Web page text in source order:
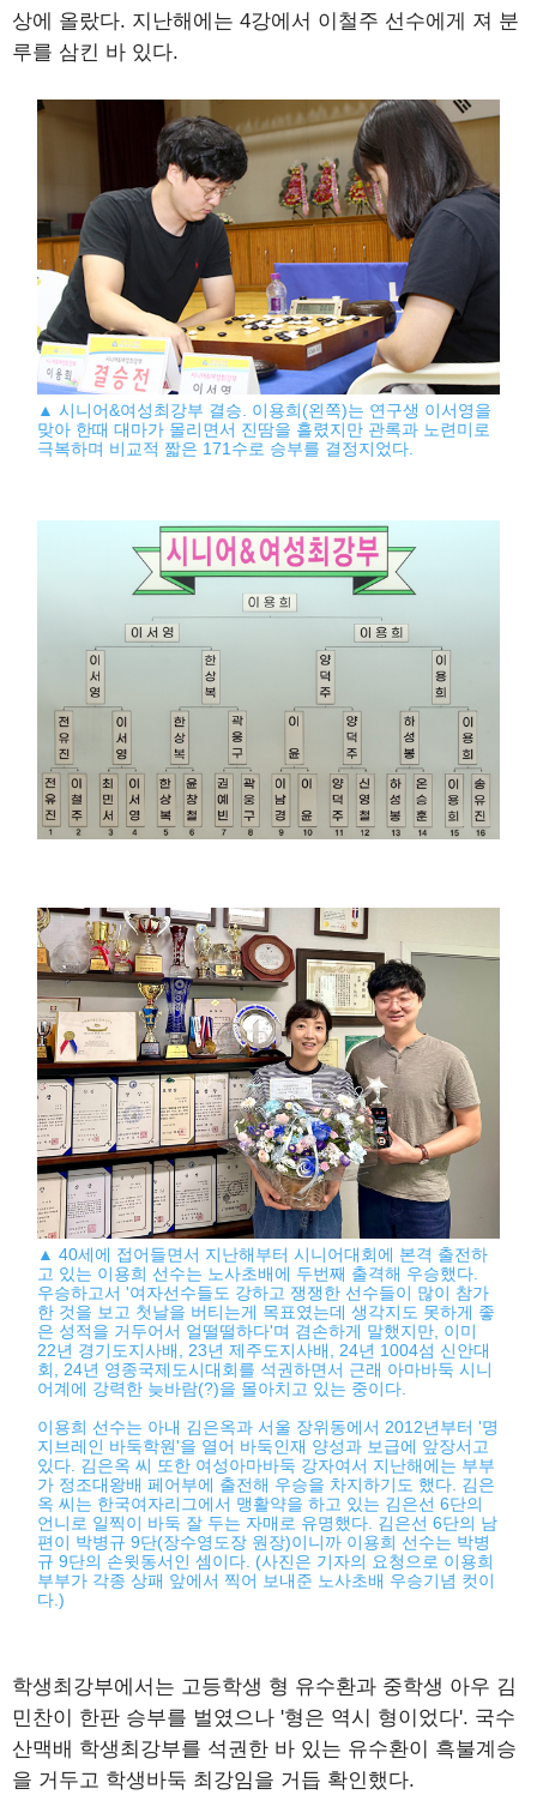
상에 올랐다. 지난해에는 4강에서 이철주 선수에게 져 분
루를 삼킨 바 있다.
▲ 시니어&여성최강부 결승. 이용희(왼쪽)는 연구생 이서영을
맞아 한때 대마가 몰리면서 진땀을 흘렸지만 관록과 노련미로
극복하며 비교적 짧은 171수로 승부를 결정지었다.
▲ 40세에 접어들면서 지난해부터 시니어대회에 본격 출전하
고 있는 이용희 선수는 노사초배에 두번째 출격해 우승했다.
우승하고서 '여자선수들도 강하고 쟁쟁한 선수들이 많이 참가
한 것을 보고 첫날을 버티는게 목표였는데 생각지도 못하게 좋
은 성적을 거두어서 얼떨떨하다'며 겸손하게 말했지만, 이미
22년 경기도지사배, 23년 제주도지사배, 24년 1004섬 신안대
회, 24년 영종국제도시대회를 석권하면서 근래 아마바둑 시니
어계에 강력한 늦바람(?)을 몰아치고 있는 중이다.
이용희 선수는 아내 김은옥과 서울 장위동에서 2012년부터 '명
지브레인 바둑학원'을 열어 바둑인재 양성과 보급에 앞장서고
있다. 김은옥 씨 또한 여성아마바둑 강자여서 지난해에는 부부
가 정조대왕배 페어부에 출전해 우승을 차지하기도 했다. 김은
옥 씨는 한국여자리그에서 맹활약을 하고 있는 김은선 6단의
언니로 일찍이 바둑 잘 두는 자매로 유명했다. 김은선 6단의 남
편이 박병규 9단(장수영도장 원장)이니까 이용희 선수는 박병
규 9단의 손윗동서인 셈이다. (사진은 기자의 요청으로 이용희
부부가 각종 상패 앞에서 찍어 보내준 노사초배 우승기념 컷이
다.)
학생최강부에서는 고등학생 형 유수환과 중학생 아우 김
민찬이 한판 승부를 벌였으나 '형은 역시 형이었다'. 국수
산맥배 학생최강부를 석권한 바 있는 유수환이 흑불계승
을 거두고 학생바둑 최강임을 거듭 확인했다.